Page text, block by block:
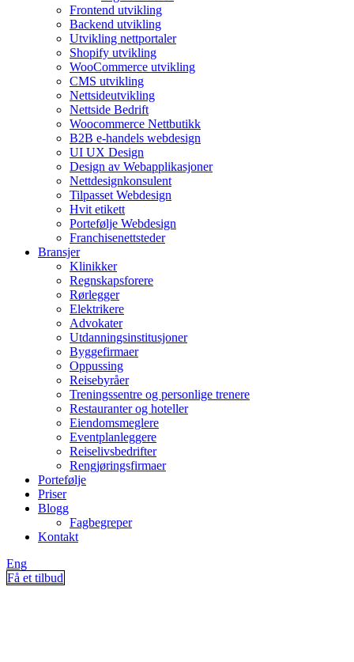
Frontend utvikling
Backend utvikling
Utvikling nettportaler
Shopify utvikling
WooCommerce utvikling
CMS utvikling
Nettsideutvikling
Nettside Bedrift
Woocommerce Nettbutikk
B2B e-handels webdesign
UI UX Design
Design av Webapplikasjoner
Nettdesignkonsulent
Tilpasset Webdesign
Hvit etikett
Portefølje Webdesign
Franchisenettsteder
Bransjer
Klinikker
Regnskapsforere
Rørlegger
Elektrikere
Advokater
Utdanningsinstitusjoner
Byggefirmaer
Oppussing
Reisebyråer
Treningssentre og personlige trenere
Restauranter og hoteller
Eiendomsmeglere
Eventplanleggere
Reiselivsbedrifter
Rengjøringsfirmaer
Portefølje
Priser
Blogg
Fagbegreper
Kontakt
Eng
Få et tilbud